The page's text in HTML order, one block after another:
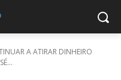
A ATIRAR DINHEIRO